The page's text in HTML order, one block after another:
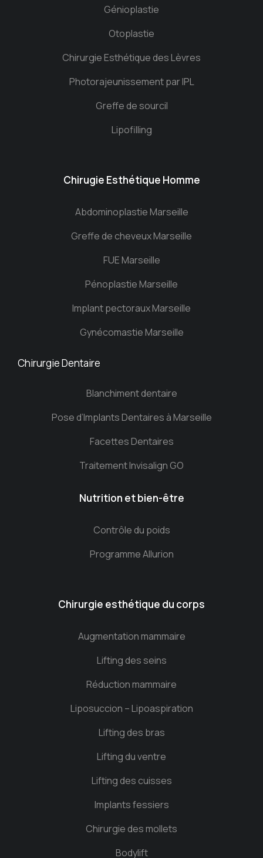
Génioplastie
Otoplastie
Chirurgie Esthétique des Lèvres
Photorajeunissement par IPL
Greffe de sourcil
Lipofilling
Chirugie Esthétique Homme
Abdominoplastie Marseille
Greffe de cheveux Marseille
FUE Marseille
Pénoplastie Marseille
Implant pectoraux Marseille
Gynécomastie Marseille
Chirurgie Dentaire
Blanchiment dentaire
Pose d’Implants Dentaires à Marseille
Facettes Dentaires
Traitement Invisalign GO
Nutrition et bien-être
Contrôle du poids
Programme Allurion
Chirurgie esthétique du corps
Augmentation mammaire
Lifting des seins
Réduction mammaire
Liposuccion – Lipoaspiration
Lifting des bras
Lifting du ventre
Lifting des cuisses
Implants fessiers
Chirurgie des mollets
Bodylift